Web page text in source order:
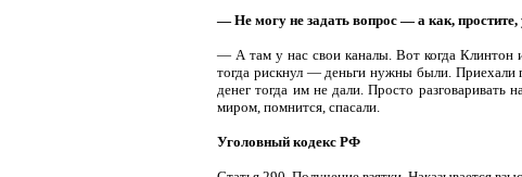
— Не могу не задать вопрос — а как, простите,
— А там у нас свои каналы. Вот когда
тогда рискнул — деньги нужны были. Приехали
денег тогда им не дали. Просто
миром, помнится, спасали.
Уголовный кодекс РФ